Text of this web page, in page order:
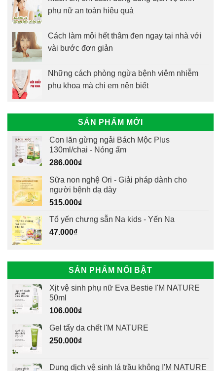
phụ nữ an toàn hiệu quả
Cách làm môi hết thâm đen ngay tại nhà với
vài bước đơn giản
Những cách phòng ngừa bệnh viêm nhiễm
phụ khoa mà chị em nên biết
SẢN PHẨM MỚI
Con lăn gừng ngải Bách Mộc Plus
130ml/chai - Nóng ấm
286.000₫
Sữa non nghệ Ori - Giải pháp dành cho
người bệnh dạ dày
515.000₫
Tổ yến chưng sẵn Na kids - Yến Na
47.000₫
SẢN PHẨM NỔI BẬT
Xịt vệ sinh phụ nữ Eva Bestie I'M NATURE
50ml
106.000₫
Gel tẩy da chết I'M NATURE
250.000₫
Dung dịch vệ sinh lá trầu không I'M NATURE